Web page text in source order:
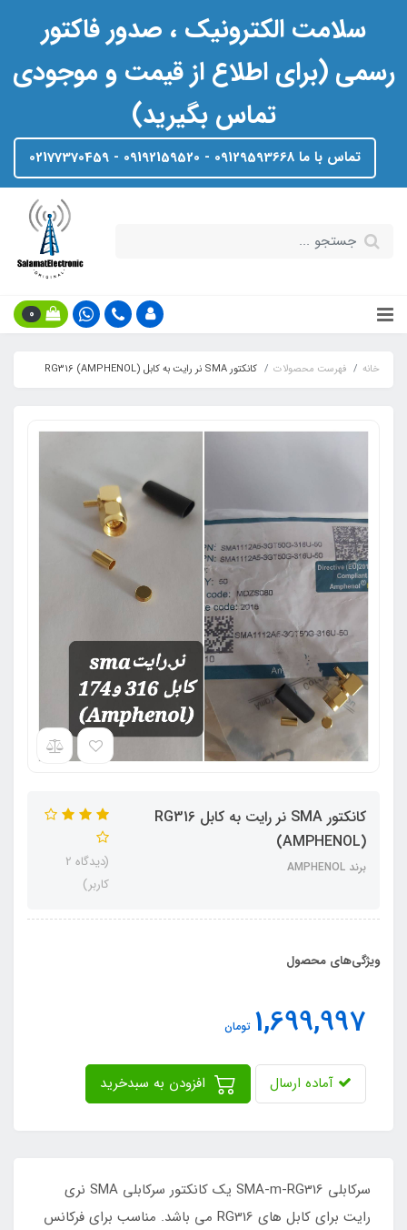
سلامت الکترونیک ، صدور فاکتور
رسمی (برای اطلاع از قیمت و موجودی
تماس بگیرید)
تماس با ما 09129593668 - 09192159520 - 02177370459
0
خانه فهرست محصولات کانکتور SMA نر رایت به کابل RG316 (AMPHENOL)
کانکتور SMA نر رایت به کابل RG316
(AMPHENOL)
برند AMPHENOL
(دیدگاه 2
کاربر)
ویژگی‌های محصول
1,699,997 تومان
آماده ارسال
سرکابلی SMA-m-RG316 یک کانکتور سرکابلی SMA نری
رایت برای کابل های RG316 می باشد. مناسب برای فرکانس